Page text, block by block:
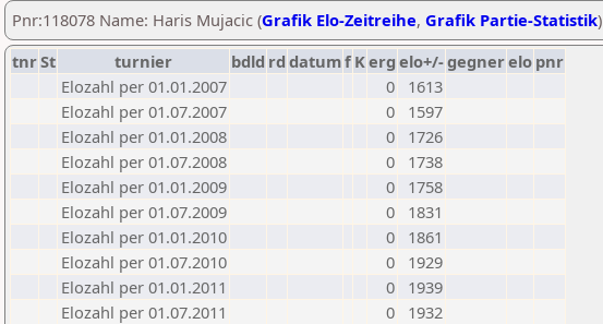
Pnr:118078 Name: Haris Mujacic (Grafik Elo-Zeitreihe, Grafik Partie-Statistik)
tnrSt turnier bdld rd datumf Kerg elo+/-gegnerelo pnr
Elozahl per 01.01.2007
0
1613
Elozahl per 01.07.2007
0
1597
Elozahl per 01.01.2008
0
1726
Elozahl per 01.07.2008
0
1738
Elozahl per 01.01.2009
0
1758
Elozahl per 01.07.2009
0
1831
Elozahl per 01.01.2010
0
1861
Elozahl per 01.07.2010
0
1929
Elozahl per 01.01.2011
0
1939
Elozahl per 01.07.2011
0
1932